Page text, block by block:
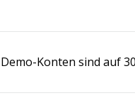
Demo-Konten sind auf